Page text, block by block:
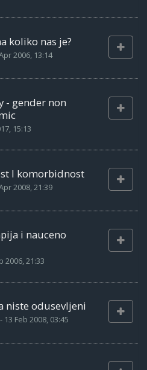
koliko nas je?
2006, 13:14
- gender non
15:13
I komorbidnost
2008, 21:39
i nauceno
2006, 21:33
niste odusevljeni
- 13 Feb 2008, 03:45